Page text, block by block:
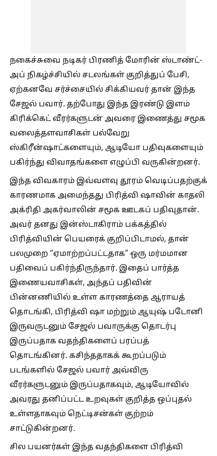
நகைச்சுவை நடிகர் பிரணித் மோரின் ஸ்டாண்ட்-
அப் நிகழ்ச்சியில் சடலங்கள் குறித்துப் பேசி,
ஏற்கனவே சர்ச்சையில் சிக்கியவர் தான் இந்த
சேஜல் பவார். தற்போது இந்த இரண்டு இளம்
கிரிக்கெட் வீரர்களுடன் அவரை இணைத்து சமூக
வலைத்தளவாசிகள் பல்வேறு
ஸ்கிரீன்ஷாட்களையும், ஆடியோ பதிவுகளையும்
பகிர்ந்து விவாதங்களை எழுப்பி வருகின்றனர்.
இந்த விவகாரம் இவ்வளவு தூரம் வெடிப்பதற்குக்
காரணமாக அமைந்தது பிரித்வி ஷாவின் காதலி
அக்ரிதி அகர்வாலின் சமூக ஊடகப் பதிவுதான்.
அவர் தனது இன்ஸ்டாகிராம் பக்கத்தில்
பிரித்வியின் பெயரைக் குறிப்பிடாமல், தான்
பலமுறை “ஏமாற்றப்பட்டதாக” ஒரு மர்மமான
பதிவைப் பகிர்ந்திருந்தார். இதைப் பார்த்த
இணையவாசிகள், அந்தப் பதிவின்
பின்னணியில் உள்ள காரணத்தை ஆராயத்
தொடங்கி, பிரித்வி ஷா மற்றும் ஆயுஷ் படோனி
இருவருடனும் சேஜல் பவாருக்கு தொடர்பு
இருப்பதாக வதந்திகளைப் பரப்பத்
தொடங்கினர். கசிந்ததாகக் கூறப்படும்
படங்களில் சேஜல் பவார் அவ்விரு
வீரர்களுடனும் இருப்பதாகவும், ஆடியோவில்
அவரது தனிப்பட்ட உறவுகள் குறித்த ஒப்புதல்
உள்ளதாகவும் நெட்டிசன்கள் குற்றம்
சாட்டுகின்றனர்.
சில பயனர்கள் இந்த வதந்திகளை பிரித்வி